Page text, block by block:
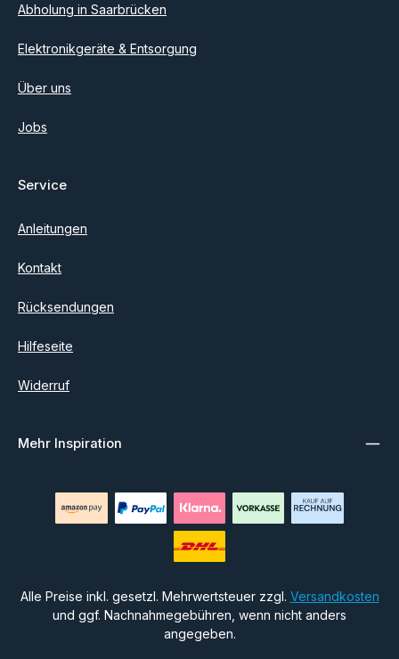
Abholung in Saarbrücken
Elektronikgeräte & Entsorgung
Über uns
Jobs
Service
Anleitungen
Kontakt
Rücksendungen
Hilfeseite
Widerruf
Mehr Inspiration
Alle Preise inkl. gesetzl. Mehrwertsteuer zzgl. Versandkosten
und ggf. Nachnahmegebühren, wenn nicht anders
angegeben.